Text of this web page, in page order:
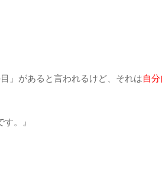
」があると言われるけど、それは自
。』